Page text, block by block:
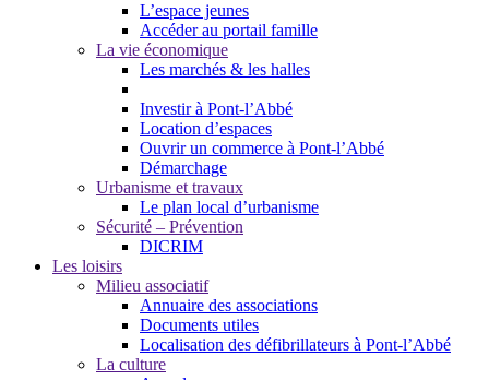
L’espace jeunes
Accéder au portail famille
La vie économique
Les marchés & les halles
Investir à Pont-l’Abbé
Location d’espaces
Ouvrir un commerce à Pont-l’Abbé
Démarchage
Urbanisme et travaux
Le plan local d’urbanisme
Sécurité – Prévention
DICRIM
Les loisirs
Milieu associatif
Annuaire des associations
Documents utiles
Localisation des défibrillateurs à Pont-l’Abbé
La culture